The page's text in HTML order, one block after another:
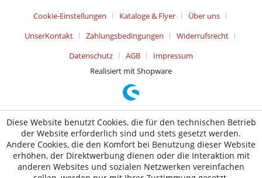
Cookie-Einstellungen Kataloge & Flyer
Über uns
UnserKontakt
Zahlungsbedingungen
Widerrufsrecht
Datenschutz
AGB
Impressum
Realisiert mit Shopware
Diese Website benutzt Cookies, die für den technischen Betrieb
der Website erforderlich sind und stets gesetzt werden.
Andere Cookies, die den Komfort bei Benutzung dieser Website
erhöhen, der Direktwerbung dienen oder die Interaktion mit
anderen Websites und sozialen Netzwerken vereinfachen